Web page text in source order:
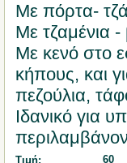
Με πόρτα-
Με τζαμένια
Με κενό στο
κήπους, και
πεζούλια,
Ιδανικό για
Τιμή: 60